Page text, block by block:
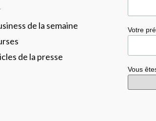
de la semaine
de la presse
Votre
Vous